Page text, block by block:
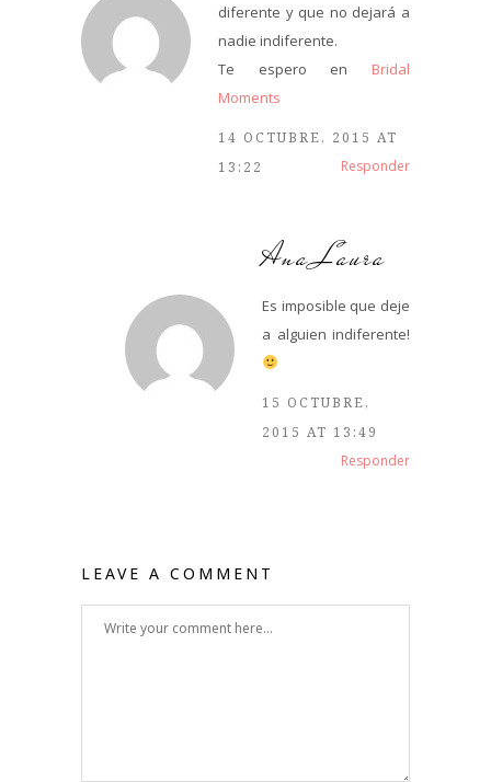
diferente y que no dejará a
nadie indiferente.
Te espero en Bridal
Moments
14 OCTUBRE, 2015 AT
13:22
Responder
Ana Laura
Es imposible que deje
a alguien indiferente!
15 OCTUBRE,
2015 AT 13:49
Responder
LEAVE A COMMENT